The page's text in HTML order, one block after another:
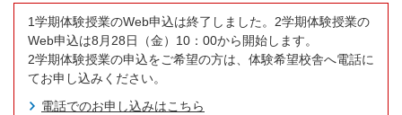
1学期体験授業のWeb申込は終了しました。2学期体験授業の
Web申込は8月28日（金）10：00から開始します。
2学期体験授業の申込をご希望の方は、体験希望校舎へ電話に
てお申し込みください。
電話でのお申し込みはこちら